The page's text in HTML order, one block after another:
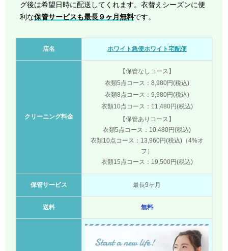
グ後は希望日時に配送してくれます。衣替えシーズンに便
利な保管サービスも最長９ヶ月無料です。
店名 ホワイト急便ホワイト宅配便
クリーニング料金
【保管なしコース】
衣類5点コース：8,980円(税込)
衣類8点コース：9,980円(税込)
衣類10点コース：11,480円(税込)
【保管ありコース】
衣類5点コース：10,480円(税込)
衣類10点コース：13,960円(税込)（4%オ
フ）
衣類15点コース：19,500円(税込)
保管サービス 最長9ヶ月
送料 無料